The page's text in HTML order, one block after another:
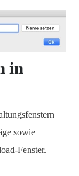
in
sowie
Fenster.